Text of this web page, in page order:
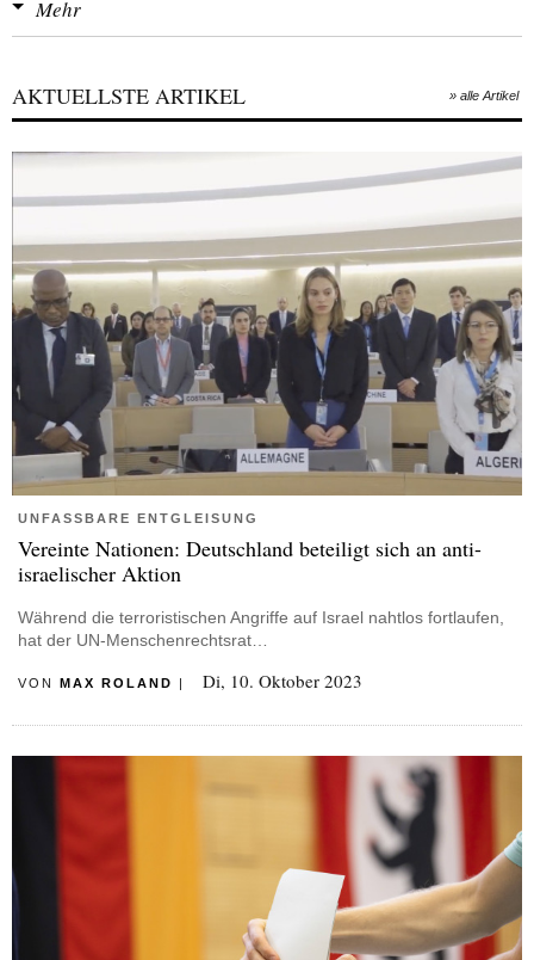
Mehr
AKTUELLSTE ARTIKEL » alle Artikel
UNFASSBARE ENTGLEISUNG
Vereinte Nationen: Deutschland beteiligt sich an anti-
israelischer Aktion
Während die terroristischen Angriffe auf Israel nahtlos fortlaufen,
hat der UN-Menschenrechtsrat…
VON MAX ROLAND | Di, 10. Oktober 2023